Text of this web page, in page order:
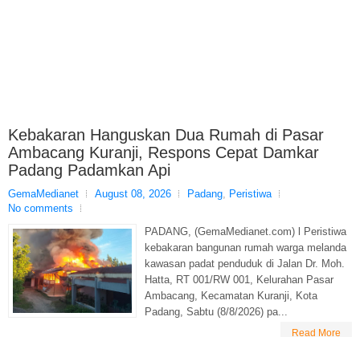
Kebakaran Hanguskan Dua Rumah di Pasar
Ambacang Kuranji, Respons Cepat Damkar
Padang Padamkan Api
GemaMedianet August 08, 2026 Padang, Peristiwa
No comments
PADANG, (GemaMedianet.com) l Peristiwa
kebakaran bangunan rumah warga melanda
kawasan padat penduduk di Jalan Dr. Moh.
Hatta, RT 001/RW 001, Kelurahan Pasar
Ambacang, Kecamatan Kuranji, Kota
Padang, Sabtu (8/8/2026) pa...
Read More